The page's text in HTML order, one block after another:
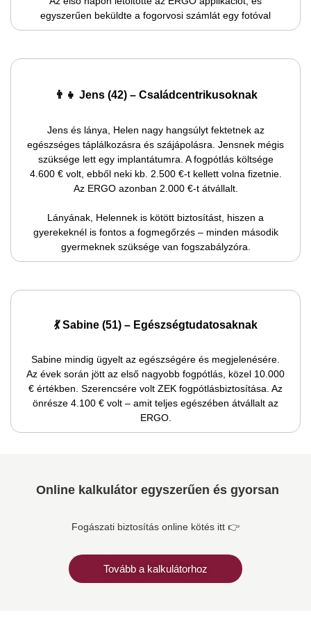
egyszerűen beküldte a fogorvosi számlát egy fotóval
👨‍👧 Jens (42) – Családcentrikusoknak
Jens és lánya, Helen nagy hangsúlyt fektetnek az
egészséges táplálkozásra és szájápolásra. Jensnek mégis
szüksége lett egy implantátumra. A fogpótlás költsége
4.600 € volt, ebből neki kb. 2.500 €-t kellett volna fizetnie.
Az ERGO azonban 2.000 €-t átvállalt.
Lányának, Helennek is kötött biztosítást, hiszen a
gyerekeknél is fontos a fogmegőrzés – minden második
gyermeknek szüksége van fogszabályzóra.
💃 Sabine (51) – Egészségtudatosaknak
Sabine mindig ügyelt az egészségére és megjelenésére.
Az évek során jött az első nagyobb fogpótlás, közel 10.000
€ értékben. Szerencsére volt ZEK fogpótlásbiztosítása. Az
önrésze 4.100 € volt – amit teljes egészében átvállalt az
ERGO.
Online kalkulátor egyszerűen és gyorsan
Fogászati biztosítás online kötés itt 👉
Tovább a kalkulátorhoz